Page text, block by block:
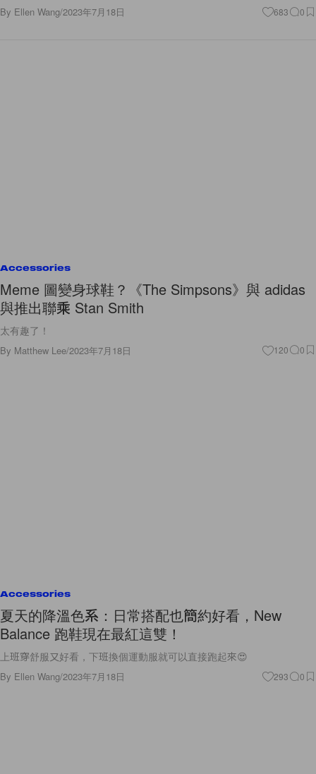
By Ellen Wang/2023年7月18日 683 0
Accessories
Meme 圖變身球鞋？《The Simpsons》與 adidas
與推出聯乘 Stan Smith
太有趣了！
By Matthew Lee/2023年7月18日 120 0
Accessories
夏天的降溫色系：日常搭配也簡約好看，New
Balance 跑鞋現在最紅這雙！
上班穿舒服又好看，下班換個運動服就可以直接跑起來😍
By Ellen Wang/2023年7月18日 293 0